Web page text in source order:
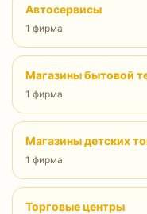
Автосервисы
1 фирма
Магазины бытовой
1 фирма
Магазины детских
1 фирма
Торговые центры